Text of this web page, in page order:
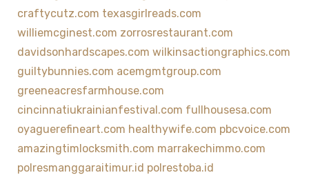
craftycutz.com texasgirlreads.com
williemcginest.com zorrosrestaurant.com
davidsonhardscapes.com wilkinsactiongraphics.com
guiltybunnies.com acemgmtgroup.com
greeneacresfarmhouse.com
cincinnatiukrainianfestival.com fullhousesa.com
oyaguerefineart.com healthywife.com pbcvoice.com
amazingtimlocksmith.com marrakechimmo.com
polresmanggaraitimur.id polrestoba.id